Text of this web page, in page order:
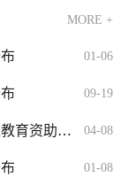
MORE +
01-06
09-19
04-08
工作的通知
01-08